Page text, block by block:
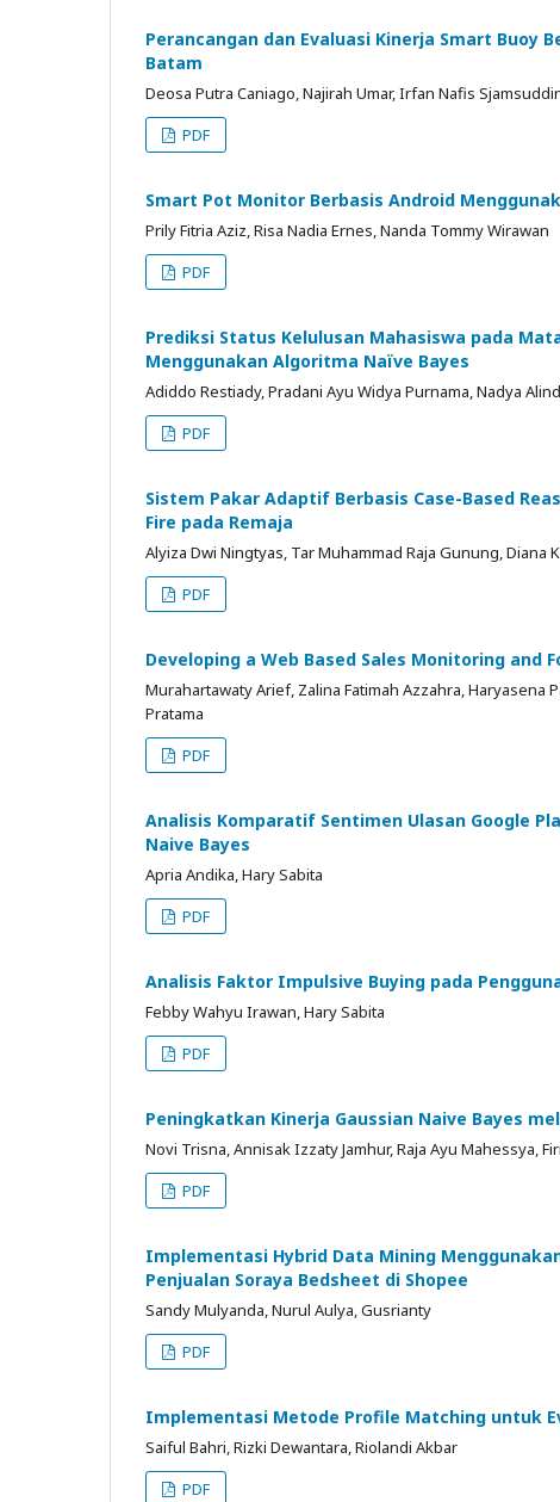
Perancangan dan Evaluasi Kinerja Smart Buoy
Batam
Deosa Putra Caniago, Najirah Umar, Irfan Nafis
PDF
Smart Pot Monitor Berbasis Android
Prily Fitria Aziz, Risa Nadia Ernes, Nanda Tommy Wirawan
PDF
Prediksi Status Kelulusan Mahasiswa pada
Menggunakan Algoritma Naïve Bayes
Adiddo Restiady, Pradani Ayu Widya Purnama, Nadya
PDF
Sistem Pakar Adaptif Berbasis Case-Based
Fire pada Remaja
Alyiza Dwi Ningtyas, Tar Muhammad Raja Gunung, Diana
PDF
Developing a Web Based Sales Monitoring
Murahartawaty Arief, Zalina Fatimah Azzahra, Haryasena
Pratama
PDF
Analisis Komparatif Sentimen Ulasan Google
Naive Bayes
Apria Andika, Hary Sabita
PDF
Analisis Faktor Impulsive Buying pada
Febby Wahyu Irawan, Hary Sabita
PDF
Peningkatkan Kinerja Gaussian Naive Bayes
Novi Trisna, Annisak Izzaty Jamhur, Raja Ayu Mahessya,
PDF
Implementasi Hybrid Data Mining
Penjualan Soraya Bedsheet di Shopee
Sandy Mulyanda, Nurul Aulya, Gusrianty
PDF
Implementasi Metode Profile Matching untuk
Saiful Bahri, Rizki Dewantara, Riolandi Akbar
PDF